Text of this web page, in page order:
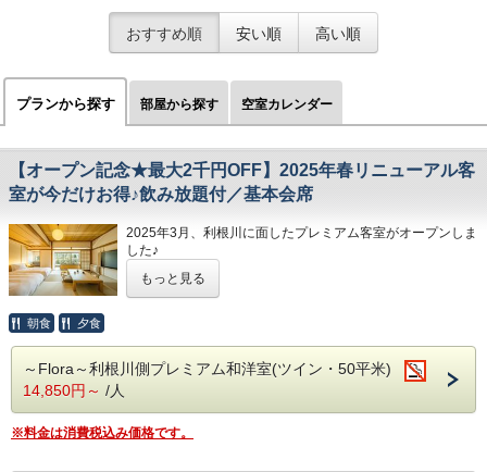
おすすめ順 安い順 高い順
プランから探す 部屋から探す 空室カレンダー
【オープン記念★最大2千円OFF】2025年春リニューアル客
室が今だけお得♪飲み放題付／基本会席
2025年3月、利根川に面したプレミアム客室がオープンしま
した♪
※既に割引された料金が表示してあります。
― お品書き 一例 ―
木の子菊花寄せ 新南瓜浅漬け
造里 利根川もみじ鱒の煎酒ジュレ掛け
もっと見る
朝食 夕食
～Flora～利根川側プレミアム和洋室(ツイン・50平米)
14,850円～ /人
※料金は消費税込み価格です。